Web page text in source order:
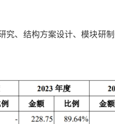
究、结构方案设计、模块研